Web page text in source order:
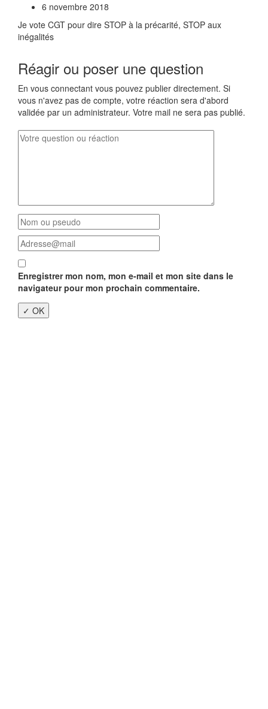
6 novembre 2018
Je vote CGT pour dire STOP à la précarité, STOP aux
inégalités
Réagir ou poser une question
En vous connectant vous pouvez publier directement. Si
vous n'avez pas de compte, votre réaction sera d'abord
validée par un administrateur. Votre mail ne sera pas publié.
Enregistrer mon nom, mon e-mail et mon site dans le
navigateur pour mon prochain commentaire.